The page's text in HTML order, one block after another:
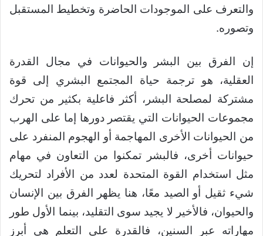
والتعرف على الموجودات الحاضرة وتخطيط المستقبل
وتصوره.
إن الفرق بين البشر والحيوانات في مجال القدرة
العقلية، هو ترجمة حياة المجتمع البشري إلى قوة
مشتركة لمصلحة البشر، أكثر فاعلية بكثير من تحرك
مجموعات الحيوانات التي يقتصر دورها إما على الهرب
من الحيوانات الأخرى المهاجمة أو الهجوم المنفرد على
حيوانات أخرى، فالبشر تمكنوا من التعاون في مهام
مثل استخدام القوة المتحدة لعدد من الأفراد لتحريك
شيء ثقيل أو الصيد معًا، هنا يظهر الفرق بين الإنسان
والحيوان، فالأخير لا يجيد سوى التقليد، بينما الأول طور
مهاراته عبر السنين، فالقدرة على التعلم هي أبرز